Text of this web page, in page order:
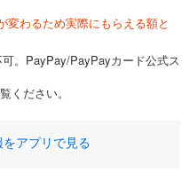
変わるため実際にもらえる額と
。PayPay/PayPayカード公式ス
ください。
アプリで見る